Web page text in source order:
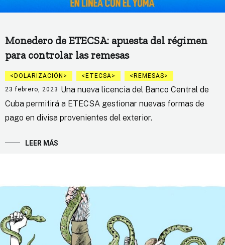
Monedero de ETECSA: apuesta del régimen
para controlar las remesas
DOLARIZACIÓN ETECSA
REMESAS
23 febrero, 2023 Una nueva licencia del Banco Central de
Cuba permitirá a ETECSA gestionar nuevas formas de
pago en divisa provenientes del exterior.
LEER MÁS